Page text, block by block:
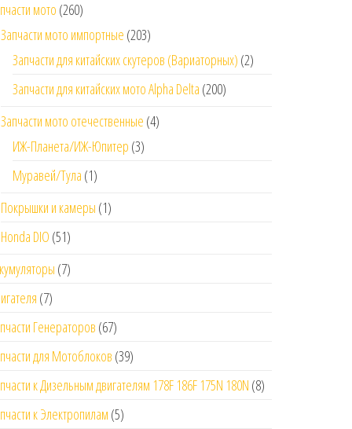
мото (260)
Запчасти мото импортные (203)
Запчасти для китайских скутеров (Вариаторных) (2)
Запчасти для китайских мото Alpha Delta (200)
Запчасти мото отечественные (4)
ИЖ-Планета/ИЖ-Юпитер (3)
Муравей/Тула (1)
Покрышки и камеры (1)
Honda DIO (51)
(7)
(7)
Генераторов (67)
для Мотоблоков (39)
к Дизельным двигателям 178F 186F 175N 180N (8)
к Электропилам (5)